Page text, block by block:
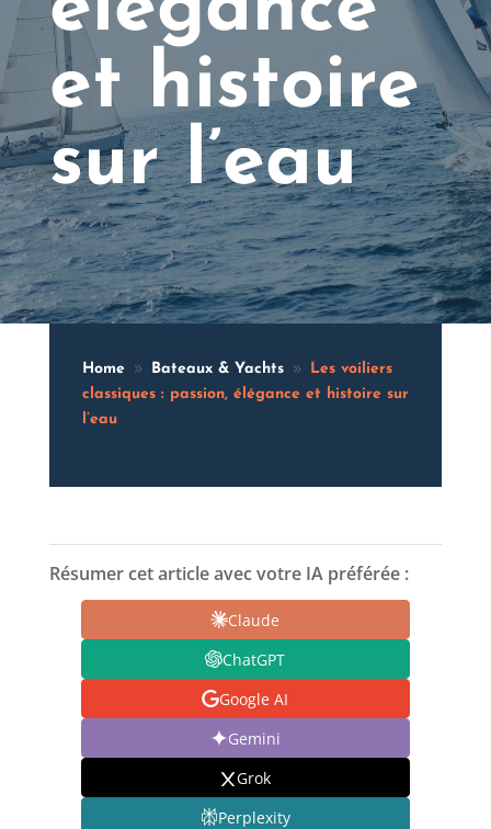
et histoire
sur l’eau
Home 9 Bateaux & Yachts 9
Les voiliers
classiques : passion, élégance et histoire sur
l’eau
Résumer cet article avec votre IA préférée :
Claude
ChatGPT
Google AI
Gemini
Grok
Perplexity